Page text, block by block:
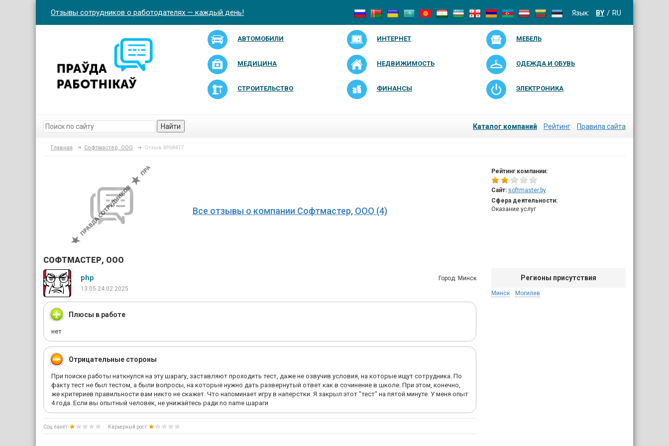
Отзывы сотрудников о работодателях — каждый день! Язык: BY RU
АВТОМОБИЛИ ИНТЕРНЕТ МЕБЕЛЬ
МЕДИЦИНА НЕДВИЖИМОСТЬ ОДЕЖДА И ОБУВЬ
СТРОИТЕЛЬСТВО ФИНАНСЫ ЭЛЕКТРОНИКА
Найти Каталог компаний Рейтинг Правила сайта
Главная Софтмастер, ООО Отзыв №68417
Все отзывы о компании Софтмастер, ООО (4)
Рейтинг компании:
Сайт: softmaster.by
Сфера деятельности:
Оказание услуг
СОФТМАСТЕР, ООО
php
13:05 24.02.2025
Город: Минск
Плюсы в работе
нет
Отрицательные стороны
При поиске работы наткнулся на эту шарагу, заставляют проходить тест, даже не озвучив условия, на которые ищут сотрудника. По
факту тест не был тестом, а были вопросы, на которые нужно дать развернутый ответ как в сочинение в школе. При этом, конечно,
же критериев правильности вам никто не скажет. Что напоминает игру в наперстки. Я закрыл этот "тест" на пятой минуте. У меня опыт
4 года. Если вы опытный человек, не унижайтесь ради no name шараги
Соц.пакет: Карьерный рост:
Регионы присутствия
Минск Могилев